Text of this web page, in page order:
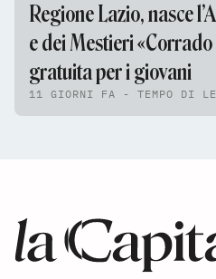
Regione Lazio, nasce
e dei Mestieri
gratuita per i giovani
11 GIORNI FA - TEMPO DI